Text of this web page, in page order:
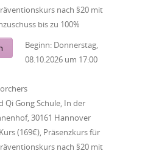
nach §20 mit
bis zu 100%
Beginn: Donnerstag,
08.10.2026 um 17:00
Qi Gong Schule, In der
30161 Hannover
(169€), Präsenzkurs für
nach §20 mit